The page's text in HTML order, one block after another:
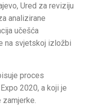
Ured za reviziju
analizirane
učešća
na svjetskoj izložbi
proces
2020, a koji je